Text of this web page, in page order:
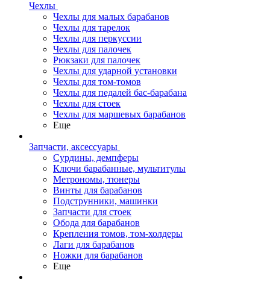
Чехлы
Чехлы для малых барабанов
Чехлы для тарелок
Чехлы для перкуссии
Чехлы для палочек
Рюкзаки для палочек
Чехлы для ударной установки
Чехлы для том-томов
Чехлы для педалей бас-барабана
Чехлы для стоек
Чехлы для маршевых барабанов
Еще
Запчасти, аксессуары
Сурдины, демпферы
Ключи барабанные, мультитулы
Метрономы, тюнеры
Винты для барабанов
Подструнники, машинки
Запчасти для стоек
Обода для барабанов
Крепления томов, том-холдеры
Лаги для барабанов
Ножки для барабанов
Еще